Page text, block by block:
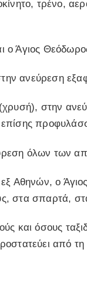
τρένο,
ο Άγιος
ανεύρεση
στην
όλων των
Αθηνών, ο
στα σπαρτά,
και όσους
από